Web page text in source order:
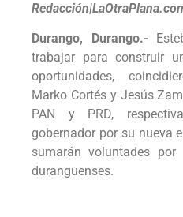
Durango, Durango.-
trabajar para construir
oportunidades,
Marko Cortés y Jesús
PAN y PRD,
gobernador por su nueva
sumarán voluntades
duranguenses.